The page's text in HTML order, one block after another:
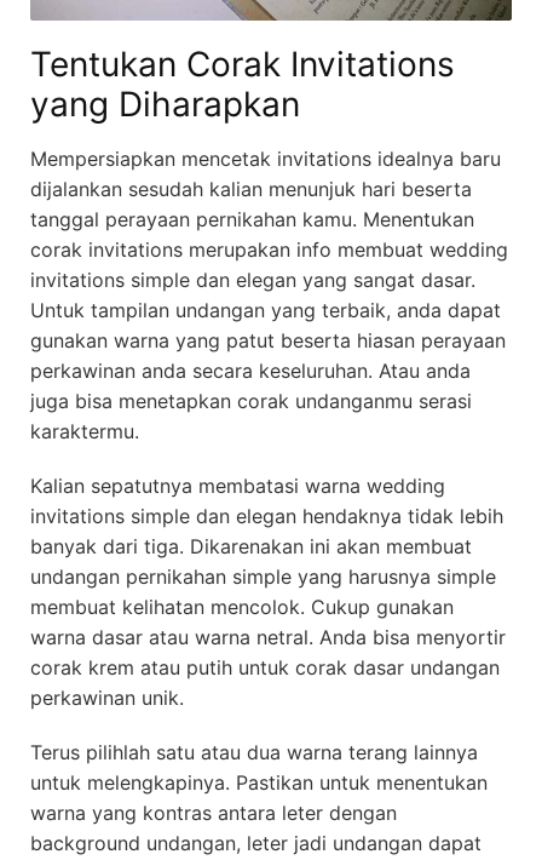
Tentukan Corak Invitations
yang Diharapkan
Mempersiapkan mencetak invitations idealnya baru
dijalankan sesudah kalian menunjuk hari beserta
tanggal perayaan pernikahan kamu. Menentukan
corak invitations merupakan info membuat wedding
invitations simple dan elegan yang sangat dasar.
Untuk tampilan undangan yang terbaik, anda dapat
gunakan warna yang patut beserta hiasan perayaan
perkawinan anda secara keseluruhan. Atau anda
juga bisa menetapkan corak undanganmu serasi
karaktermu.
Kalian sepatutnya membatasi warna wedding
invitations simple dan elegan hendaknya tidak lebih
banyak dari tiga. Dikarenakan ini akan membuat
undangan pernikahan simple yang harusnya simple
membuat kelihatan mencolok. Cukup gunakan
warna dasar atau warna netral. Anda bisa menyortir
corak krem atau putih untuk corak dasar undangan
perkawinan unik.
Terus pilihlah satu atau dua warna terang lainnya
untuk melengkapinya. Pastikan untuk menentukan
warna yang kontras antara leter dengan
background undangan, leter jadi undangan dapat